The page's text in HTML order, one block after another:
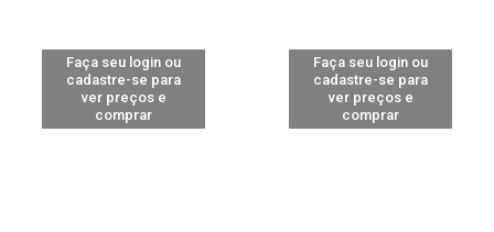
Faça seu login ou
cadastre-se para
ver preços e
comprar
Faça seu login ou
cadastre-se para
ver preços e
comprar